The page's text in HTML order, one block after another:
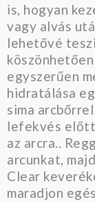
is, hogyan
vagy alvás
lehetővé
egyszerűen
hidratálása
sima
lefekvés előtt
az arcra..
arcunkat,
Clear
maradjon